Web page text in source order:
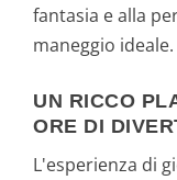
fantasia e alla
maneggio ideale.
UN RICCO
ORE DI
L'esperienza di